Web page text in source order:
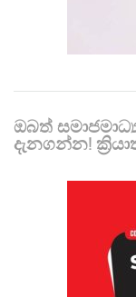
ඔබත්
දැනගන්න!